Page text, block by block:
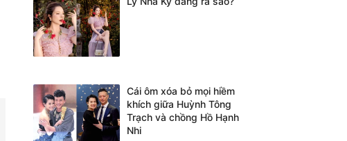
Cái ôm xóa bỏ mọi hiềm
khích giữa Huỳnh Tông
Trạch và chồng Hồ Hạnh
Nhi